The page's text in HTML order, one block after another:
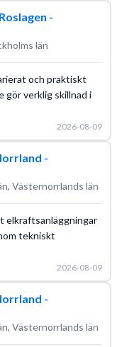
-
län
och praktiskt
verklig skillnad i
2026-08-09
-
Västernorrlands län
elkraftsanläggningar
tekniskt
2026-08-09
-
Västernorrlands län